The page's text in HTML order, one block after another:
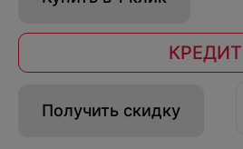
КРЕДИТ
Получить скидку